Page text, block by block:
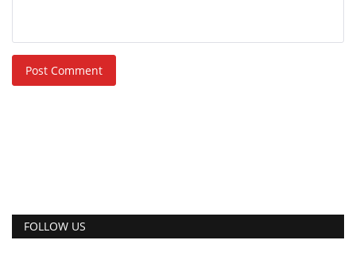
Post Comment
FOLLOW US